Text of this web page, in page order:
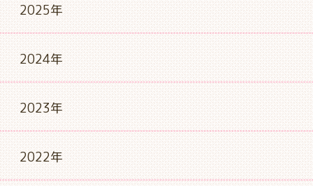
2025年
2024年
2023年
2022年